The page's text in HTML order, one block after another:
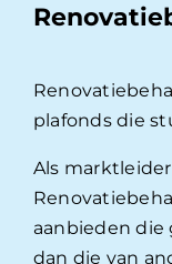
plafonds die
Als
aanbieden die
dan die van